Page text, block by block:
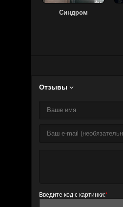
Синдром
Отзывы 
Введите код с картинки:*